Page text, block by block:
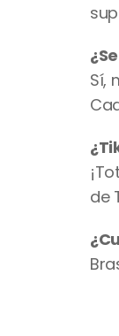
Sí,
de